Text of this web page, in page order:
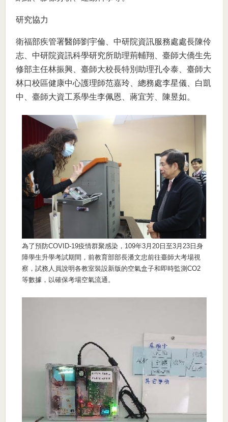
研究協力
衛福部疾管署醫師劉宇倫、中研院資訊服務處處長陳伶
志、中研院資訊科學研究所助理荊輔翔、臺師大僑生先
修部主任林振興、臺師大校長特別助理孔令泰、臺師大
林口校區健康中心護理師范嘉玲、總務處李星儀、白凱
中、臺師大資工系學生李佩恩、蔣宜芳、陳昱如。
為了預防COVID-19疫情群聚感染，109年3月20日至3月23日身
障學生升學考試期間，前教育部部長潘文忠前往臺師大考場視
察，試務人員說明各教室裝設新版的空氣盒子和即時監測CO2
等數據，以確保考場空氣流通。